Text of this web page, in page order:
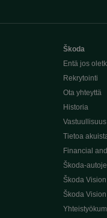
Škoda
Entä jos
Rekrytointi
Ota yhteyttä
Historia
Vastuullisuus
Tietoa
Financial
Škoda-
Škoda
Škoda Vision